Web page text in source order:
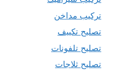
تركيب مداخن
تصليح تكييف
تصليح تلفونات
تصليح ثلاجات